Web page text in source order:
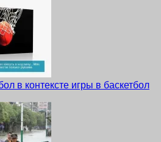
в контексте игры в баскетбол